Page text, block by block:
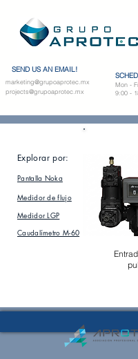
SEND US AN EMAIL!
marketing@grupoaprotec.mx
projects@grupoaprotec.mx
Mon -
9:00 -
Explorar por:
Pantalla Noka
Medidor de flujo
Medidor LGP
Caudalímetro M-60